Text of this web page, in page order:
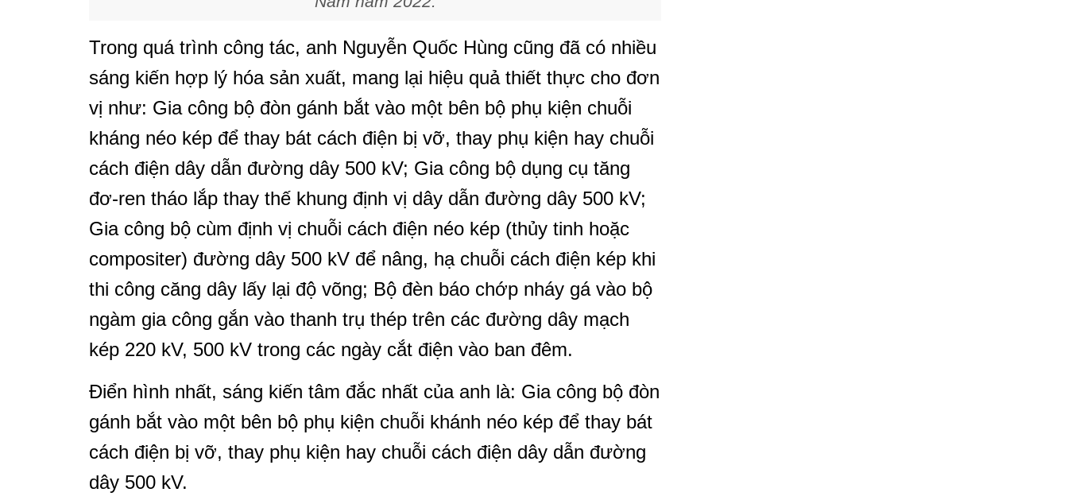
Trong quá trình công tác, anh Nguyễn Quốc Hùng cũng đã có nhiều
sáng kiến hợp lý hóa sản xuất, mang lại hiệu quả thiết thực cho đơn
vị như: Gia công bộ đòn gánh bắt vào một bên bộ phụ kiện chuỗi
kháng néo kép để thay bát cách điện bị vỡ, thay phụ kiện hay chuỗi
cách điện dây dẫn đường dây 500 kV; Gia công bộ dụng cụ tăng
đơ-ren tháo lắp thay thế khung định vị dây dẫn đường dây 500 kV;
Gia công bộ cùm định vị chuỗi cách điện néo kép (thủy tinh hoặc
compositer) đường dây 500 kV để nâng, hạ chuỗi cách điện kép khi
thi công căng dây lấy lại độ võng; Bộ đèn báo chớp nháy gá vào bộ
ngàm gia công gắn vào thanh trụ thép trên các đường dây mạch
kép 220 kV, 500 kV trong các ngày cắt điện vào ban đêm.
Điển hình nhất, sáng kiến tâm đắc nhất của anh là: Gia công bộ đòn
gánh bắt vào một bên bộ phụ kiện chuỗi khánh néo kép để thay bát
cách điện bị vỡ, thay phụ kiện hay chuỗi cách điện dây dẫn đường
dây 500 kV.